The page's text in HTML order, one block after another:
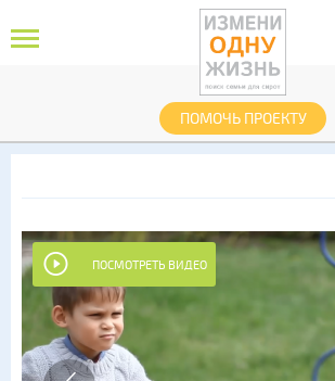
ПОМОЧЬ ПРОЕКТУ
ПОСМОТРЕТЬ ВИДЕО